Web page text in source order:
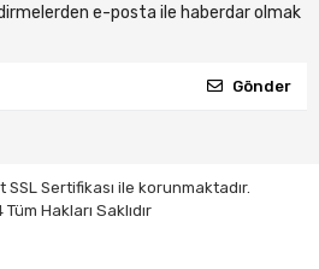
e-posta ile haberdar olmak
Gönder
Sertifikası ile korunmaktadır.
Hakları Saklıdır